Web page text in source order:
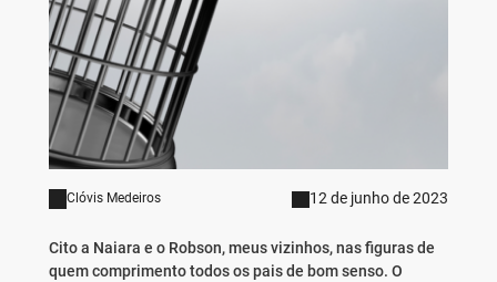
Clóvis Medeiros 12 de junho de 2023
Cito a Naiara e o Robson, meus vizinhos, nas figuras de
quem comprimento todos os pais de bom senso. O